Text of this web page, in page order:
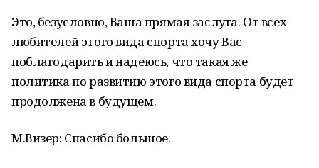
Это, безусловно, Ваша прямая заслуга. От всех
любителей этого вида спорта хочу Вас
поблагодарить и надеюсь, что такая же
политика по развитию этого вида спорта будет
продолжена в будущем.
М.Визер: Спасибо большое.